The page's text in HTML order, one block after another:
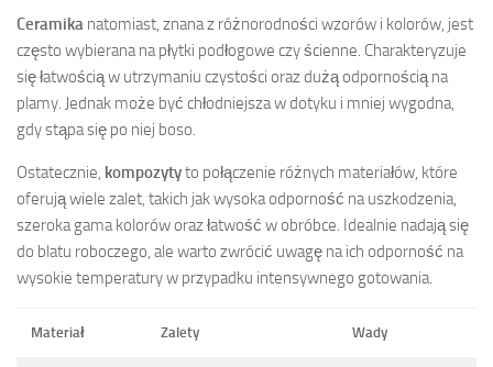
Ceramika natomiast, znana z różnorodności wzorów i kolorów, jest
często wybierana na płytki podłogowe czy ścienne. Charakteryzuje
się łatwością w utrzymaniu czystości oraz dużą odpornością na
plamy. Jednak może być chłodniejsza w dotyku i mniej wygodna,
gdy stąpa się po niej boso.
Ostatecznie, kompozytyto połączenie różnych materiałów, które
oferują wiele zalet, takich jak wysoka odporność na uszkodzenia,
szeroka gama kolorów oraz łatwość w obróbce. Idealnie nadają się
do blatu roboczego, ale warto zwrócić uwagę na ich odporność na
wysokie temperatury w przypadku intensywnego gotowania.
Materiał Zalety Wady